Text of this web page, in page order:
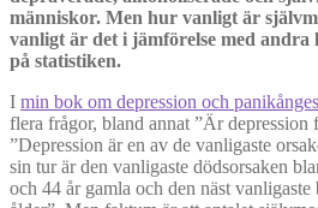
människor. Men hur vanligt är
vanligt är det i jämförelse med andra
på statistiken.
I min bok om depression och
flera frågor, bland annat ”Är depression
”Depression är en av de vanligaste
sin tur är den vanligaste dödsorsaken
och 44 år gamla och den näst